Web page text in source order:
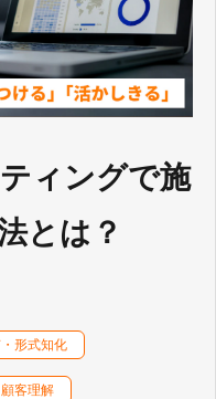
ラム
ィングで施
とは？
形式知化
顧客理解